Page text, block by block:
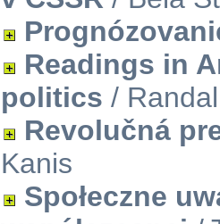
Readings in
politics /
Revolučná
Kanis
Społeczne